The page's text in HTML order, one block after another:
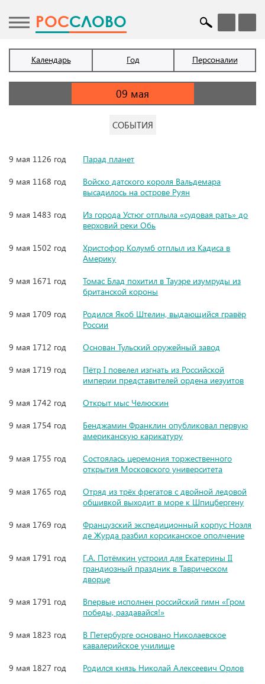
POCСЛОВО
Календарь Год Персоналии
СОБЫТИЯ
9 мая 1126 год
Парад планет
9 мая 1168 год
Войско датского короля Вальдемара
высадилось на острове Руян
9 мая 1483 год
Из города Устюг отплыла «судовая рать» до
верховий реки Обь
9 мая 1502 год
Христофор Колумб отплыл из Кадиса в
Америку
9 мая 1671 год
Томас Блад похитил в Тауэре изумруды из
британской короны
9 мая 1709 год
Родился Якоб Штелин, выдающийся гравёр
России
9 мая 1712 год
Основан Тульский оружейный завод
9 мая 1719 год
Пётр I повелел изгнать из Российской
империи представителей ордена иезуитов
9 мая 1742 год
Открыт мыс Челюскин
9 мая 1754 год
Бенджамин Франклин опубликовал первую
американскую карикатуру
9 мая 1755 год
Состоялась церемония торжественного
открытия Московского университета
9 мая 1765 год
Отряд из трёх фрегатов с двойной ледовой
обшивкой выходит в море к Шпицбергену
9 мая 1769 год
Французский экспедиционный корпус Ноэля
де Журда разбил корсиканское ополчение
9 мая 1791 год
Г.А. Потёмкин устроил для Екатерины II
грандиозный праздник в Таврическом
дворце
9 мая 1791 год
Впервые исполнен российский гимн «Гром
победы, раздавайся!»
9 мая 1823 год
В Петербурге основано Николаевское
кавалерийское училище
9 мая 1827 год
Родился князь Николай Алексеевич Орлов